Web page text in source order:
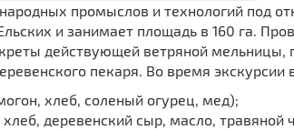
промыслов и технологий под
и занимает площадь в 160 га.
действующей ветряной мельницы,
пекаря. Во время
хлеб, соленый огурец, мед);
деревенский сыр, масло, травяной